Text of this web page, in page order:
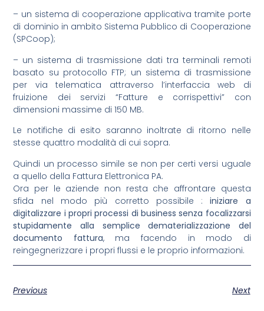
– un sistema di cooperazione applicativa tramite porte
di dominio in ambito Sistema Pubblico di Cooperazione
(SPCoop);
– un sistema di trasmissione dati tra terminali remoti
basato su protocollo FTP; un sistema di trasmissione
per via telematica attraverso l’interfaccia web di
fruizione dei servizi “Fatture e corrispettivi” con
dimensioni massime di 150 MB.
Le notifiche di esito saranno inoltrate di ritorno nelle
stesse quattro modalità di cui sopra.
Quindi un processo simile se non per certi versi uguale
a quello della Fattura Elettronica PA.
Ora per le aziende non resta che affrontare questa
sfida nel modo più corretto possibile :iniziare a
digitalizzare i propri processi di business senza focalizzarsi
stupidamente alla semplice dematerializzazione del
documento fattura, ma facendo in modo di
reingegnerizzare i propri flussi e le proprio informazioni.
Previous Next